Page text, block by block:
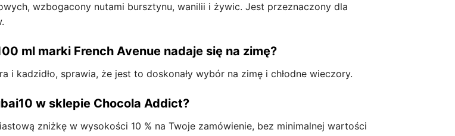
wzbogacony nutami bursztynu, wanilii i żywic. Jest przeznaczony dla
ml marki French Avenue nadaje się na zimę?
kadzidło, sprawia, że jest to doskonały wybór na zimę i chłodne wieczory.
w sklepie Chocola Addict?
zniżkę w wysokości 10 % na Twoje zamówienie, bez minimalnej wartości